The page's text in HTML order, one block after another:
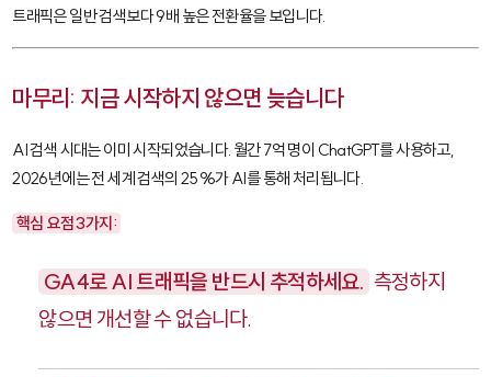
트래픽은 일반 검색보다 9배 높은 전환율을 보입니다.
마무리: 지금 시작하지 않으면 늦습니다
AI 검색 시대는 이미 시작되었습니다. 월간 7억 명이 ChatGPT를 사용하고,
2026년에는 전 세계 검색의 25%가 AI를 통해 처리됩니다.
핵심 요점 3가지:
GA4로 AI 트래픽을 반드시 추적하세요. 측정하지
않으면 개선할 수 없습니다.